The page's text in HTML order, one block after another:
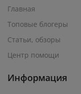
Главная
Топовые блогеры
Статьи, обзоры
Центр помощи
Информация